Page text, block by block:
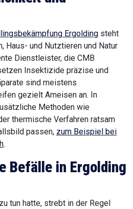
Ergolding steht
Haus- und Nutztieren und Natur
Dienstleister, die CMB
Insektizide präzise und
sind meistens
gezielt Ameisen an. In
Methoden wie
thermische Verfahren ratsam
passen, zum Beispiel bei
.
Befälle in Ergolding
tun hatte, strebt in der Regel